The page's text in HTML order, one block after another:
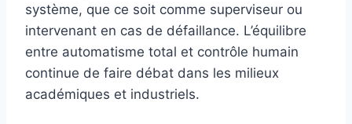
système, que ce soit comme superviseur ou
intervenant en cas de défaillance. L’équilibre
entre automatisme total et contrôle humain
continue de faire débat dans les milieux
académiques et industriels.